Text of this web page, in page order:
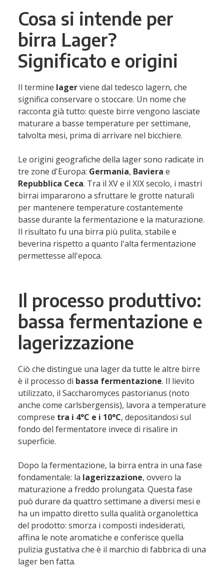
Cosa si intende per
birra Lager?
Significato e origini
Il termine lagerviene dal tedesco lagern, che
significa conservare o stoccare. Un nome che
racconta già tutto: queste birre vengono lasciate
maturare a basse temperature per settimane,
talvolta mesi, prima di arrivare nel bicchiere.
Le origini geografiche della lager sono radicate in
tre zone d'Europa: Germania, Baviera e
Repubblica Ceca. Tra il XV e il XIX secolo, i mastri
birrai impararono a sfruttare le grotte naturali
per mantenere temperature costantemente
basse durante la fermentazione e la maturazione.
Il risultato fu una birra più pulita, stabile e
beverina rispetto a quanto l'alta fermentazione
permettesse all'epoca.
Il processo produttivo:
bassa fermentazione e
lagerizzazione
Ciò che distingue una lager da tutte le altre birre
è il processo di bassa fermentazione. Il lievito
utilizzato, il Saccharomyces pastorianus (noto
anche come carlsbergensis), lavora a temperature
comprese tra i 4°C e i 10°C, depositandosi sul
fondo del fermentatore invece di risalire in
superficie.
Dopo la fermentazione, la birra entra in una fase
fondamentale: la lagerizzazione, ovvero la
maturazione a freddo prolungata. Questa fase
può durare da quattro settimane a diversi mesi e
ha un impatto diretto sulla qualità organolettica
del prodotto: smorza i composti indesiderati,
affina le note aromatiche e conferisce quella
pulizia gustativa che è il marchio di fabbrica di una
lager ben fatta.